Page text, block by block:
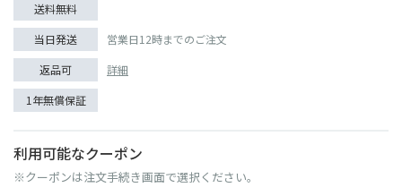
送料無料
当日発送
営業日12時までのご注文
返品可
詳細
1年無償保証
利用可能なクーポン
※クーポンは注文手続き画面で選択ください。